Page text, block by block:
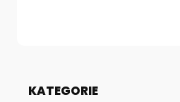
KATEGORIE